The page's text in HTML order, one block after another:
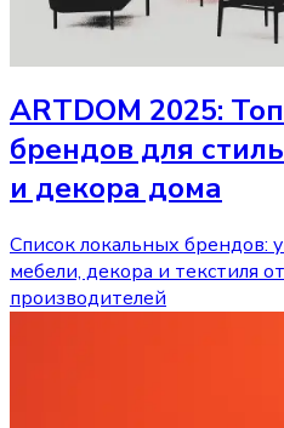
ARTDOM 2025:
брендов для
и декора дома
Список локальных брендов:
мебели, декора и текстиля
производителей